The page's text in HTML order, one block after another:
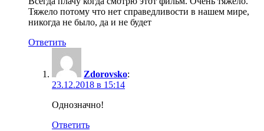
Тяжело потому что нет справедливости в нашем мире,
никогда не было, да и не будет
Ответить
Zdorovsko:
23.12.2018 в 15:14
Однозначно!
Ответить